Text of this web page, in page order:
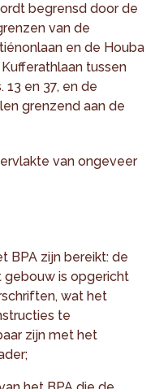
begrensd door de
van de
en de Houba
tussen
en 37, en de
grenzend aan de
van ongeveer
BPA zijn bereikt: de
gebouw is opgericht
wat het
te
zijn met het